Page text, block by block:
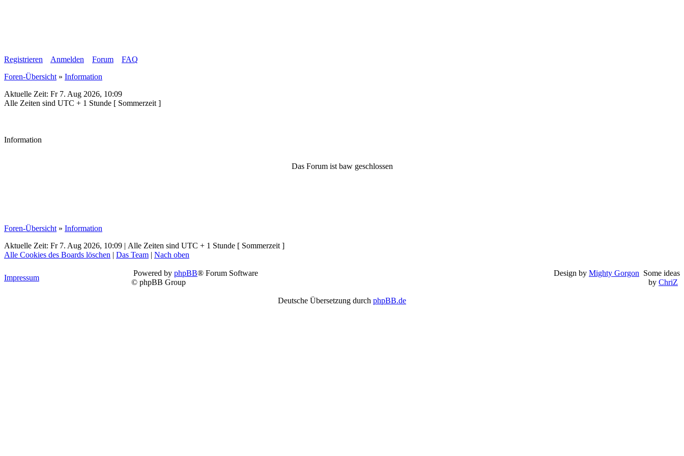
Registrieren Anmelden Forum
FAQ
Foren-Übersicht » Information
Aktuelle Zeit: Fr 7. Aug 2026, 10:09
Alle Zeiten sind UTC + 1 Stunde [ Sommerzeit ]
Information
Das Forum ist baw geschlossen
Foren-Übersicht » Information
Aktuelle Zeit: Fr 7. Aug 2026, 10:09 | Alle Zeiten sind UTC + 1 Stunde [ Sommerzeit ]
Alle Cookies des Boards löschen | Das Team | Nach oben
Impressum
Powered by phpBB® Forum Software
© phpBB Group
Design by Mighty Gorgon Some ideas
by ChriZ
Deutsche Übersetzung durch phpBB.de